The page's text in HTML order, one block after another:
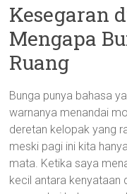
Kesegaran
Mengapa
Ruang
Bunga punya bahasa
warnanya menandai
deretan kelopak yang
meski pagi ini kita
mata. Ketika saya
kecil antara kenyataan